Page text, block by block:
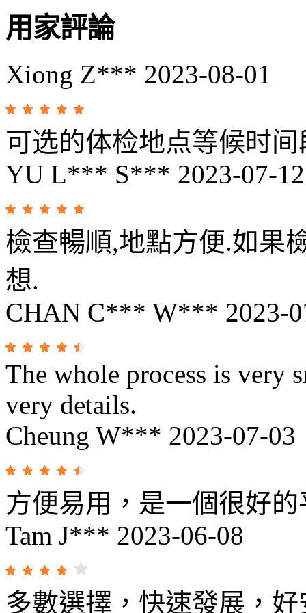
用家評論
Xiong Z*** 2023-08-01
可选的体检地点等候时
YU L*** S*** 2023-07-12
檢查暢順,地點方便.如果
想.
CHAN C*** W*** 2023-
The whole process is very
very details.
Cheung W*** 2023-07-03
方便易用，是一個很好的
Tam J*** 2023-06-08
多數選擇，快速發展，好